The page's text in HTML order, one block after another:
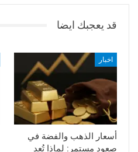
قد يعجبك ايضا
اخبار
أسعار الذهب والفضة في
صعود مستمر: لماذا تُعد